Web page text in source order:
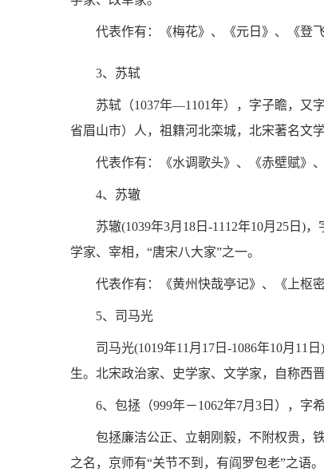
代表作有：《梅花》、《元日》、《登
3、苏轼
苏轼（1037年—1101年），字子瞻，又
省眉山市）人，祖籍河北栾城，北宋著名文
代表作有：《水调歌头》、《赤壁赋》
4、苏辙
苏辙(1039年3月18日-1112年10月25日)
学家、宰相，“唐宋八大家”之一。
代表作有：《黄州快哉亭记》、《上枢
5、司马光
司马光(1019年11月17日-1086年10月11
生。北宋政治家、史学家、文学家，自称西
6、包拯（999年－1062年7月3日），字
包拯廉洁公正、立朝刚毅，不附权贵，
之名，京师有“关节不到，有阎罗包老”之语